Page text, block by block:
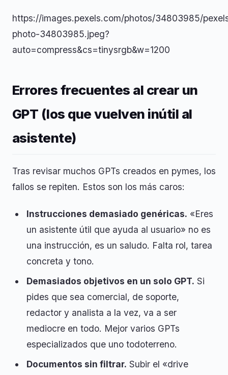
https://images.pexels.com/photos/34803985/
photo-34803985.jpeg?
auto=compress&cs=tinysrgb&w=1200
Errores frecuentes al crear un
GPT (los que vuelven inútil al
asistente)
Tras revisar muchos GPTs creados en pymes, los
fallos se repiten. Estos son los más caros:
Instrucciones demasiado genéricas. «Eres
un asistente útil que ayuda al usuario» no es
una instrucción, es un saludo. Falta rol, tarea
concreta y tono.
Demasiados objetivos en un solo GPT. Si
pides que sea comercial, de soporte,
redactor y analista a la vez, va a ser
mediocre en todo. Mejor varios GPTs
especializados que uno todoterreno.
Documentos sin filtrar. Subir el «drive